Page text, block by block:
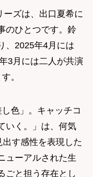
ーズは、出口夏希に
のひとつです。鈴
、2025年4月には
3月には二人が共演
。
色」。キャッチコ
いく。」は、何気
す感性を表現した
ューアルされた生
ごと担う存在とし